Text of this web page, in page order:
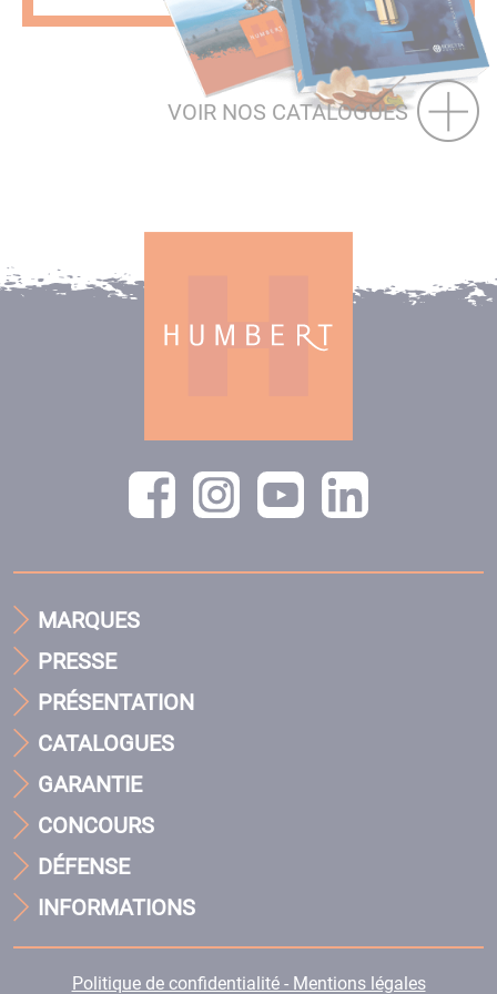
VOIR NOS CATALOGUES
MARQUES
PRESSE
PRÉSENTATION
CATALOGUES
GARANTIE
CONCOURS
DÉFENSE
INFORMATIONS
Politique de confidentialité - Mentions légales